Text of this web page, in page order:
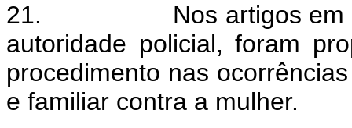
21.
Nos artigos
autoridade policial, foram
procedimento nas
e familiar contra a mulher.